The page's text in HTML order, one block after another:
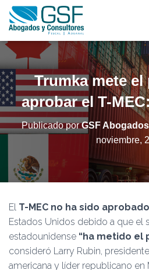
Trumka mete el
aprobar el T-
Publicado porGSF
noviembre,
El T-MEC no ha sido
Estados Unidos debido a que el
estadounidense “ha metido el
consideró Larry Rubin,
americana y líder republicano en